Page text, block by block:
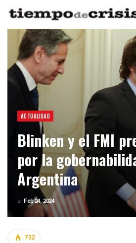
ACTUALIDAD
Blinken y el FMI
por la
Argentina
el Feb 24, 2024
732